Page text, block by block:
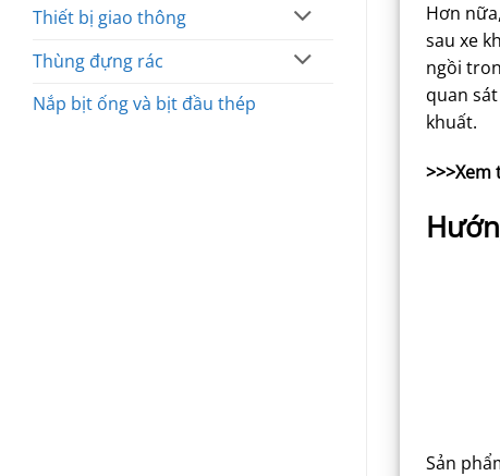
Thiết bị giao thông
Thùng đựng rác
Nắp bịt ống và bịt đầu thép
Hơn nữa,
sau xe
ngồi
quan
khuất.
>>>Xem
Sản